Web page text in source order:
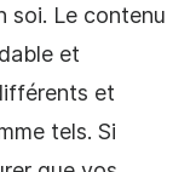
soi. Le contenu
et
et
tels. Si